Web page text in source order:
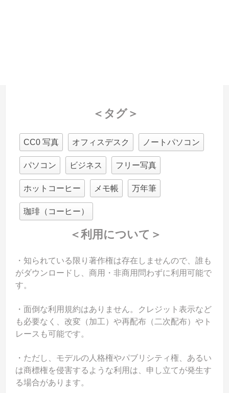
＜タグ＞
CC0 写真 オフィスデスク ノートパソコン
パソコン ビジネス フリー写真
ホットコーヒー メモ帳 万年筆
珈琲（コーヒー）
＜利用について＞
・知られている限り著作権は存在しませんので、誰も
がダウンロードし、商用・非商用問わずに利用可能で
す。
・面倒な利用規約はありません。クレジット表示など
も必要なく、改変（加工）や再配布（二次配布）やト
レースも可能です。
・ただし、モデルの人格権やパブリシティ権、あるい
は商標権を侵害するような利用は、申し立てが発生す
る場合があります。